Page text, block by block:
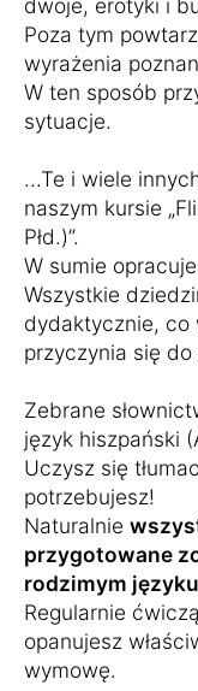
dwoje, erotyki i
Poza tym
wyrażenia
W ten sposób
sytuacje.
...Te i wiele
naszym kursie
Płd.)”.
W sumie
Wszystkie
dydaktycznie, co
przyczynia się
Zebrane
język hiszpański
Uczysz się
potrzebujesz!
Naturalnie
przygotowane
rodzimym języku
Regularnie
opanujesz
wymowę.